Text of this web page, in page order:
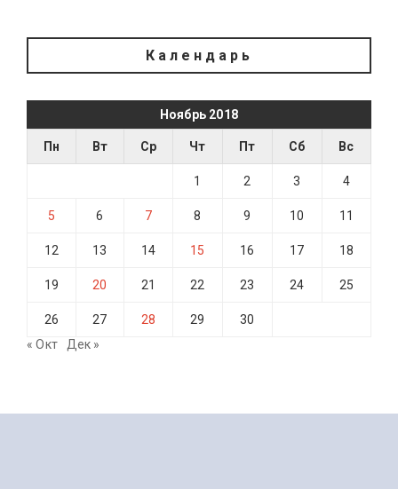
Календарь
Ноябрь 2018
Пн Вт Ср Чт Пт Сб Вс
1 2 3 4
5 6 7 8 9 10 11
12 13 14 15 16 17 18
19 20 21 22 23 24 25
26 27 28 29
30
« Окт
Дек »